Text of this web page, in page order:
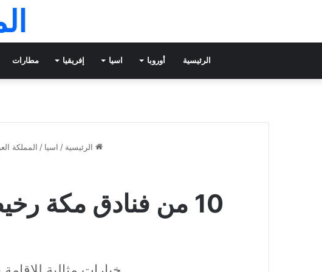
الرئيسية أوروبا اسيا إفريقيا مطارات
الرئيسية / اسيا / المملكة
10 من فنادق مكة